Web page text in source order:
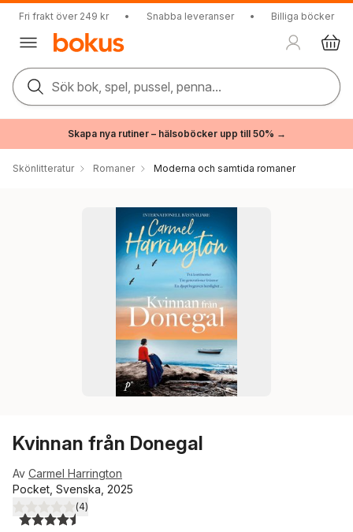
Fri frakt över 249 kr • Snabba leveranser • Billiga böcker
Sök bok, spel, pussel, penna...
Skapa nya rutiner – hälsoböcker upp till 50% →
Skönlitteratur Romaner Moderna och samtida romaner
Kvinnan från Donegal
Av Carmel Harrington
Pocket, Svenska, 2025
4,5utav 5 stjärnor. Totalt antal röster:
(4)